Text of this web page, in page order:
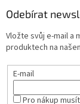
Odebírat
Vložte svůj e-mail a
produktech na
E-mail
Pro nákup